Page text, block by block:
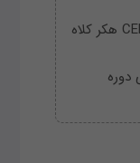
ماهنامه شبکه منتشر کرد: کتاب CEH هکر کلاه
دوره